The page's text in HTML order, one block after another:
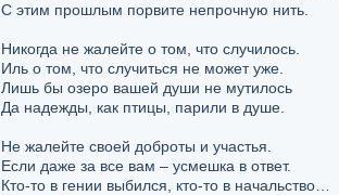
С этим прошлым порвите непрочную нить.
Никогда не жалейте о том, что случилось.
Иль о том, что случиться не может уже.
Лишь бы озеро вашей души не мутилось
Да надежды, как птицы, парили в душе.
Не жалейте своей доброты и участья.
Если даже за все вам – усмешка в ответ.
Кто-то в гении выбился, кто-то в начальство…